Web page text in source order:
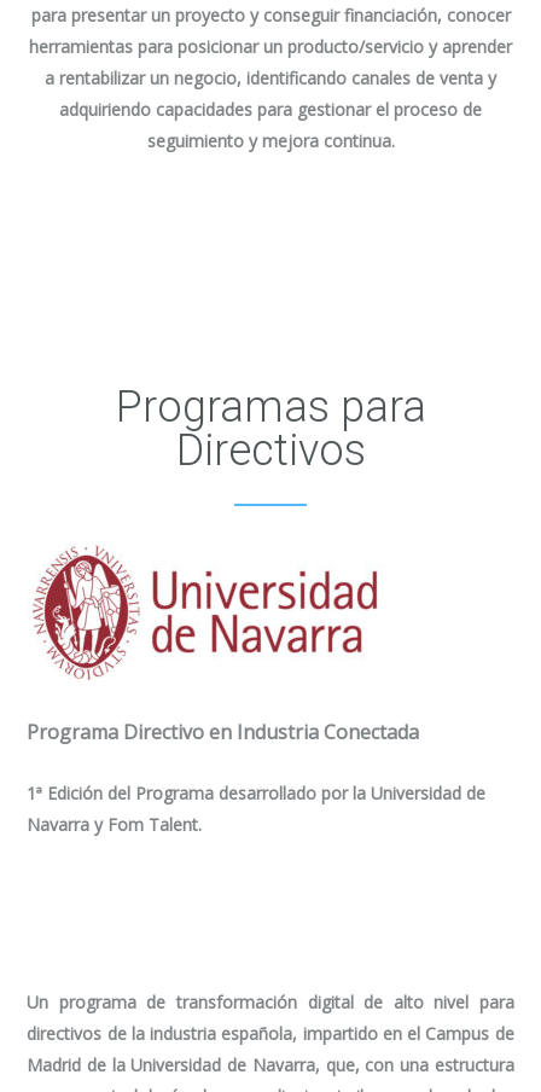
para presentar un proyecto y conseguir financiación, conocer
herramientas para posicionar un producto/servicio y aprender
a rentabilizar un negocio, identificando canales de venta y
adquiriendo capacidades para gestionar el proceso de
seguimiento y mejora continua.
Programas para
Directivos
Programa Directivo en Industria Conectada
1ª Edición del Programa desarrollado por la Universidad de
Navarra y Fom Talent.
Un programa de transformación digital de alto nivel para
directivos de la industria española, impartido en el Campus de
Madrid de la Universidad de Navarra, que, con una estructura